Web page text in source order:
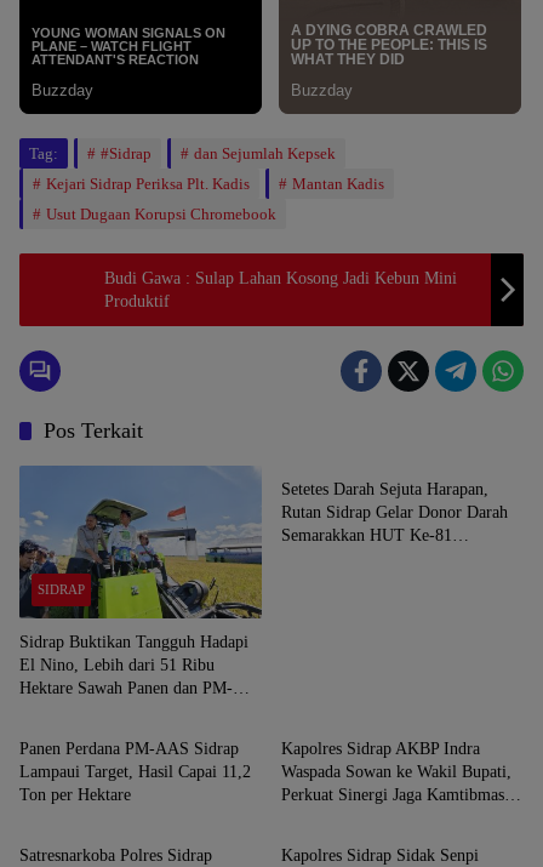
Tag: #Sidrap
dan Sejumlah Kepsek
Kejari Sidrap Periksa Plt. Kadis
Mantan Kadis
Usut Dugaan Korupsi Chromebook
Budi Gawa : Sulap Lahan Kosong Jadi Kebun Mini
Produktif
Pos Terkait
SIDRAP
Sidrap Buktikan Tangguh Hadapi
El Nino, Lebih dari 51 Ribu
Hektare Sawah Panen dan PM-
Setetes Darah Sejuta Harapan,
Rutan Sidrap Gelar Donor Darah
Semarakkan HUT Ke-81
SIDRAP
Panen Perdana PM-AAS Sidrap
Lampaui Target, Hasil Capai 11,2
Ton per Hektare
Kapolres Sidrap AKBP Indra
Waspada Sowan ke Wakil Bupati,
Perkuat Sinergi Jaga Kamtibmas
SIDRAP
Satresnarkoba Polres Sidrap
SIDRAP
Kapolres Sidrap Sidak Senpi